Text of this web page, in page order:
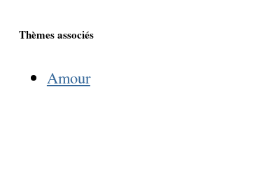
Thèmes associés
Amour